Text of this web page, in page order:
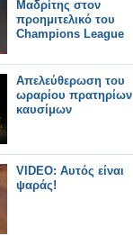
Μαδρίτης στον
προημιτελικό του
Champions League
Απελεύθερωση του
ωραρίου πρατηρίων
καυσίμων
VIDEO: Αυτός είναι
ψαράς!